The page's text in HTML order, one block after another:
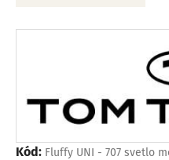
Kód: Fluffy UNI - 707 svetlo